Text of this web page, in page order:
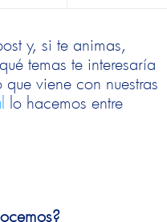
y, si te animas,
temas te interesaría
viene con nuestras
lo hacemos entre